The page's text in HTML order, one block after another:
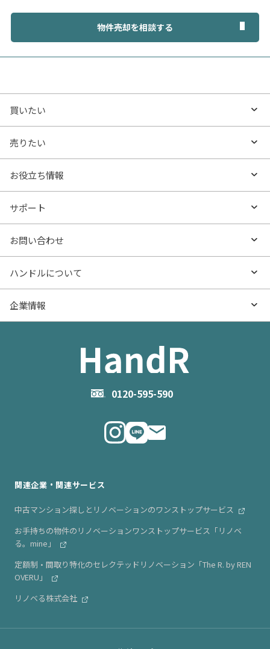
物件売却を相談する
0120-595-590
買いたい
買いたいTOP
沿線・駅から探す
特集から探す
価格更新した物件
物件一覧
売りたい
売りたいTOP
AI査定
売却サービス
お役立ち記事（売却）
お役立ち情報
お役立ち情報TOP
- マンションの基礎知識
- マンション売却
- お金のこと
- 住まいの手引き サイトマップ
サポート
よくあるご質問
お問い合わせ
物件購入のご相談
住み替えのご相談
物件掲載に関するお問い合わせ
ハンドルについて
ハンドルとは
企業情報
関連企業・関連サービス
中古マンション探しとリノベーションのワンストップサービス
お手持ちの物件のリノベーションワンストップサービス「リノベ
る。mine」
定額制・間取り特化のセレクテッドリノベーション「The R. by REN
OVERU」
リノベる株式会社